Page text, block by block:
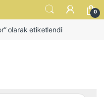
0
olarak etiketlendi